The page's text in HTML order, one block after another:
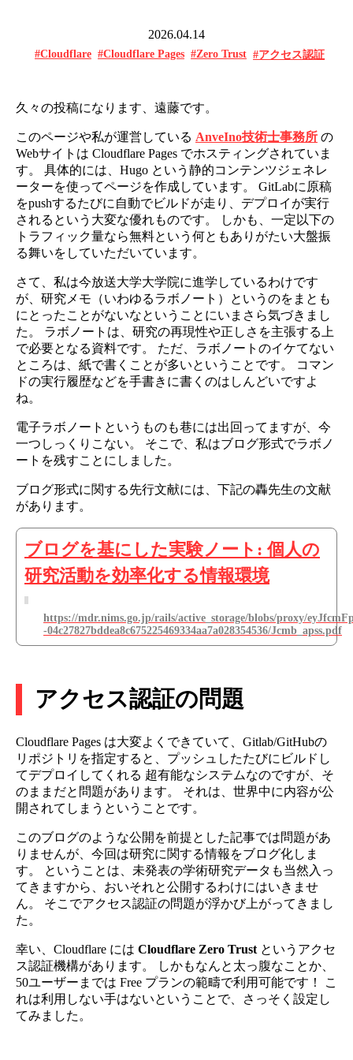
2026.04.14
#Cloudflare #Cloudflare Pages #Zero Trust #アクセス認証
久々の投稿になります、遠藤です。
このページや私が運営している AnveIno技術士事務所 の
Webサイトは Cloudflare Pages でホスティングされていま
す。 具体的には、Hugo という静的コンテンツジェネレ
ーターを使ってページを作成しています。 GitLabに原稿
をpushするたびに自動でビルドが走り、デプロイが実行
されるという大変な優れものです。 しかも、一定以下の
トラフィック量なら無料という何ともありがたい大盤振
る舞いをしていただいています。
さて、私は今放送大学大学院に進学しているわけです
が、研究メモ（いわゆるラボノート）というのをまとも
にとったことがないなということにいまさら気づきまし
た。 ラボノートは、研究の再現性や正しさを主張する上
で必要となる資料です。 ただ、ラボノートのイケてない
ところは、紙で書くことが多いということです。 コマン
ドの実行履歴などを手書きに書くのはしんどいですよ
ね。
電子ラボノートというものも巷には出回ってますが、今
一つしっくりこない。 そこで、私はブログ形式でラボノ
ートを残すことにしました。
ブログ形式に関する先行文献には、下記の轟先生の文献
があります。
ブログを基にした実験ノート: 個人の
研究活動を効率化する情報環境
https://mdr.nims.go.jp/rails/active_storage/blobs/proxy/
-04c27827bddea8c675225469334aa7a028354536/Jcmb_apss.pdf
アクセス認証の問題
Cloudflare Pages は大変よくできていて、Gitlab/GitHubの
リポジトリを指定すると、プッシュしたたびにビルドし
てデプロイしてくれる 超有能なシステムなのですが、そ
のままだと問題があります。 それは、世界中に内容が公
開されてしまうということです。
このブログのような公開を前提とした記事では問題があ
りませんが、今回は研究に関する情報をブログ化しま
す。 ということは、未発表の学術研究データも当然入っ
てきますから、おいそれと公開するわけにはいきませ
ん。 そこでアクセス認証の問題が浮かび上がってきまし
た。
幸い、Cloudflare には Cloudflare Zero Trust というアクセ
ス認証機構があります。 しかもなんと太っ腹なことか、
50ユーザーまでは Free プランの範疇で利用可能です！ こ
れは利用しない手はないということで、さっそく設定し
てみました。